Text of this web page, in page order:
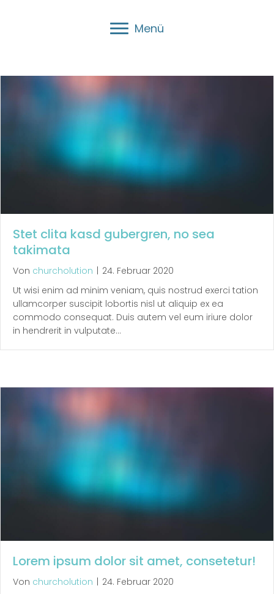
Menü
churcholution
Stet clita kasd gubergren, no sea
takimata
Von churcholution | 24. Februar 2020
Ut wisi enim ad minim veniam, quis nostrud exerci tation
ullamcorper suscipit lobortis nisl ut aliquip ex ea
commodo consequat. Duis autem vel eum iriure dolor
in hendrerit in vulputate…
Lorem ipsum dolor sit amet, consetetur!
Von churcholution | 24. Februar 2020